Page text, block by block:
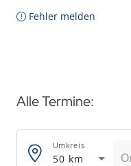
Fehler melden
Alle Termine:
50 km
Umkreis